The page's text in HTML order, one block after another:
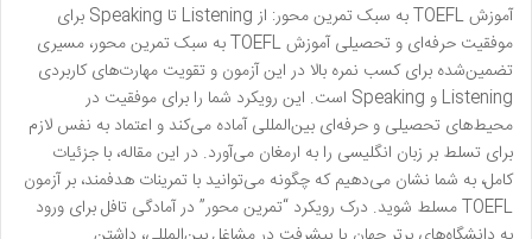
آموزش TOEFL به سبک تمرین محور: از Listening تا Speaking برای
موفقیت حرفه‌ای و تحصیلی آموزش TOEFL به سبک تمرین محور، مسیری
تضمین‌شده برای کسب نمره بالا در این آزمون و تقویت مهارت‌های کاربردی
Listening و Speaking است. این رویکرد شما را برای موفقیت در
محیط‌های تحصیلی و حرفه‌ای بین‌المللی آماده می‌کند و اعتماد به نفس لازم
برای تسلط بر زبان انگلیسی را به ارمغان می‌آورد. در این مقاله، با جزئیات
کامل، به شما نشان می‌دهیم که چگونه می‌توانید با تمرینات هدفمند، بر آزمون
TOEFL مسلط شوید. درک رویکرد “تمرین محور” در آمادگی تافل برای ورود